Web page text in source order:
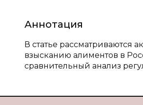
Аннотация
В статье рассматриваются
взысканию алиментов в
сравнительный анализ